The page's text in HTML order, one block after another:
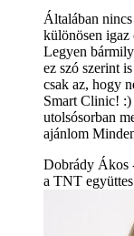
Általában
különösen
Legyen
ez szó szerint
csak az, hogy
Smart Clinic! :)
utolsósorban
ajánlom
Dobrády Ákos
a TNT